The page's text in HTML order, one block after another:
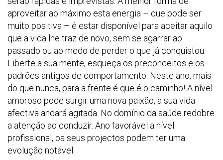
aproveitar ao máximo esta energia – que pode ser
muito positiva – é estar disponível para aceitar aquilo
que a vida lhe traz de novo, sem se agarrar ao
passado ou ao medo de perder o que já conquistou.
Liberte a sua mente, esqueça os preconceitos e os
padrões antigos de comportamento. Neste ano, mais
do que nunca, para a frente é que é o caminho! A nível
amoroso pode surgir uma nova paixão, a sua vida
afectiva andará agitada. No domínio da saúde redobre
a atenção ao conduzir. Ano favorável a nível
profissional, os seus projectos podem ter uma
evolução notável.